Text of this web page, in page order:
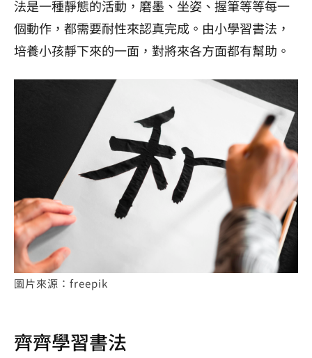
法是一種靜態的活動，磨墨、坐姿、握筆等等每一
個動作，都需要耐性來認真完成。由小學習書法，
培養小孩靜下來的一面，對將來各方面都有幫助。
圖片來源：freepik
齊齊學習書法